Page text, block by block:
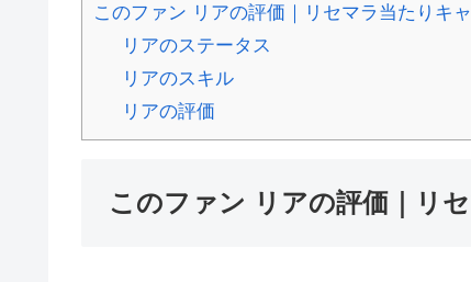
このファン リアの評価｜リセマラ当たりキ
リアのステータス
リアのスキル
リアの評価
このファン リアの評価｜リ